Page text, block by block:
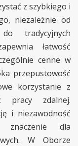
z szybkiego i
niezależnie od
tradycyjnych
łatwość
cenne w
przepustowość
korzystanie z
pracy zdalnej.
i niezawodność
znaczenie dla
W Oborze